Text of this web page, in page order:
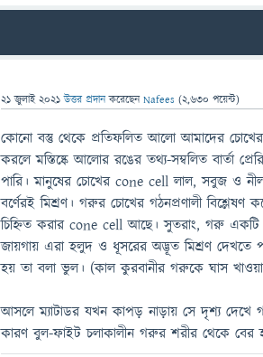
21 জুলাই 2021 উত্তর প্রদান করেছেনNafees (2,630 পয়েন্ট)
কোনো বস্তু থেকে প্রতিফলিত আলো আমাদের
করলে মস্তিষ্কে আলোর রঙের তথ্য-সম্বলিত বার্তা
পারি। মানুষের চোখের cone cell লাল, সবুজ ও
বর্ণেরই মিশ্রণ। গরুর চোখের গঠনপ্রণালী
চিহ্নিত করার cone cell আছে। সুতরাং, গরু একটি
জায়গায় এরা হলুদ ও ধূসরের অদ্ভূত মিশ্রণ
হয় তা বলা ভুল। (কাল কুরবানীর গরুকে ঘাস
আসলে ম্যাটাডর যখন কাপড় নাড়ায় সে দৃশ্য
কারণ বুল-ফাইট চলাকালীন গরুর শরীর থেকে বের